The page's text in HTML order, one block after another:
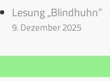
Lesung „Blindhuhn“
9. Dezember 2025